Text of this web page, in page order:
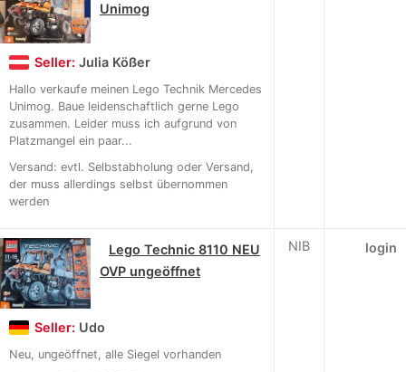
Unimog
Seller: Julia Kößer
Hallo verkaufe meinen Lego Technik Mercedes
Unimog. Baue leidenschaftlich gerne Lego
zusammen. Leider muss ich aufgrund von
Platzmangel ein paar...
Versand: evtl. Selbstabholung oder Versand,
der muss allerdings selbst übernommen
werden
Lego Technic 8110 NEU
OVP ungeöffnet
Seller: Udo
Neu, ungeöffnet, alle Siegel vorhanden
NIB login